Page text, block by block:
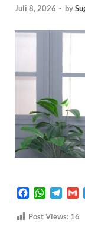
Juli 8, 2026 - by
c
W
a
l
G
a
Post Views: 16